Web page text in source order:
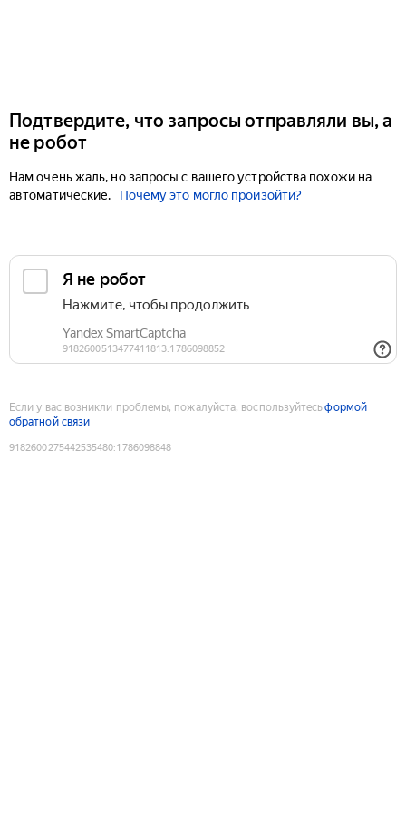
Подтвердите, что запросы отправляли вы, а
не робот
Нам очень жаль, но запросы с вашего устройства похожи на
автоматические.
Почему это могло произойти?
Если у вас возникли проблемы, пожалуйста, воспользуйтесьформой
обратной связи
9182600275442535480:1786098848